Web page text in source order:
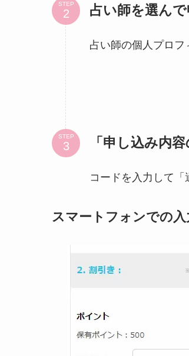
STEP 占い師を選ん
占い師の個人プロフ
STEP 「申し込み内
コードを入力して「
スマートフォンでの入